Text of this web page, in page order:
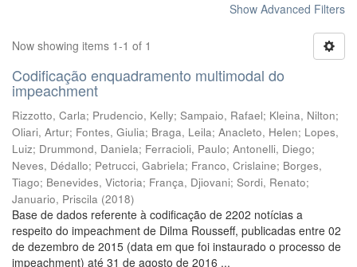
Show Advanced Filters
Now showing items 1-1 of 1
Codificação enquadramento multimodal do
impeachment
Rizzotto, Carla; Prudencio, Kelly; Sampaio, Rafael; Kleina, Nilton;
Oliari, Artur; Fontes, Giulia; Braga, Leila; Anacleto, Helen; Lopes,
Luiz; Drummond, Daniela; Ferracioli, Paulo; Antonelli, Diego;
Neves, Dédallo; Petrucci, Gabriela; Franco, Crislaine; Borges,
Tiago; Benevides, Victoria; França, Djiovani; Sordi, Renato;
Januario, Priscila (2018)
Base de dados referente à codificação de 2202 notícias a
respeito do impeachment de Dilma Rousseff, publicadas entre 02
de dezembro de 2015 (data em que foi instaurado o processo de
impeachment) até 31 de agosto de 2016 ...